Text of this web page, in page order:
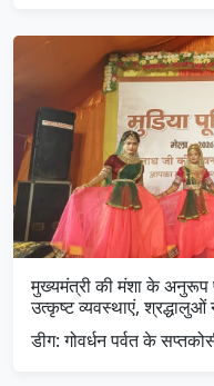
मुख्यमंत्री की मंशा के अनुरूप
उत्कृष्ट व्यवस्थाएं,
डीग: गोवर्धन पर्वत के